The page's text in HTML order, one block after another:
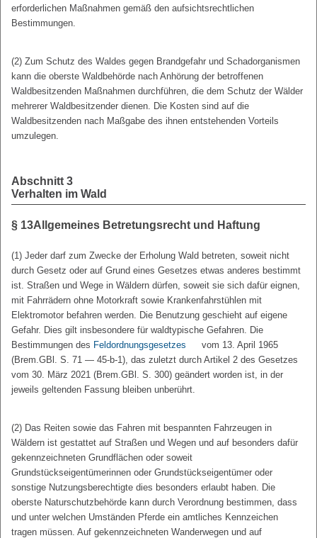
erforderlichen Maßnahmen gemäß den aufsichtsrechtlichen
Bestimmungen.
(2) Zum Schutz des Waldes gegen Brandgefahr und Schadorganismen
kann die oberste Waldbehörde nach Anhörung der betroffenen
Waldbesitzenden Maßnahmen durchführen, die dem Schutz der Wälder
mehrerer Waldbesitzender dienen. Die Kosten sind auf die
Waldbesitzenden nach Maßgabe des ihnen entstehenden Vorteils
umzulegen.
Abschnitt 3
Verhalten im Wald
§ 13Allgemeines Betretungsrecht und Haftung
(1) Jeder darf zum Zwecke der Erholung Wald betreten, soweit nicht
durch Gesetz oder auf Grund eines Gesetzes etwas anderes bestimmt
ist. Straßen und Wege in Wäldern dürfen, soweit sie sich dafür eignen,
mit Fahrrädern ohne Motorkraft sowie Krankenfahrstühlen mit
Elektromotor befahren werden. Die Benutzung geschieht auf eigene
Gefahr. Dies gilt insbesondere für waldtypische Gefahren. Die
Bestimmungen des Feldordnungsgesetzes
vom 13. April 1965
(Brem.GBl. S. 71 — 45-b-1), das zuletzt durch Artikel 2 des Gesetzes
vom 30. März 2021 (Brem.GBl. S. 300) geändert worden ist, in der
jeweils geltenden Fassung bleiben unberührt.
(2) Das Reiten sowie das Fahren mit bespannten Fahrzeugen in
Wäldern ist gestattet auf Straßen und Wegen und auf besonders dafür
gekennzeichneten Grundflächen oder soweit
Grundstückseigentümerinnen oder Grundstückseigentümer oder
sonstige Nutzungsberechtigte dies besonders erlaubt haben. Die
oberste Naturschutzbehörde kann durch Verordnung bestimmen, dass
und unter welchen Umständen Pferde ein amtliches Kennzeichen
tragen müssen. Auf gekennzeichneten Wanderwegen und auf